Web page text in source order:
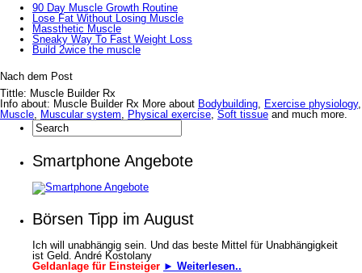
90 Day Muscle Growth Routine
Lose Fat Without Losing Muscle
Massthetic Muscle
Sneaky Way To Fast Weight Loss
Build 2wice the muscle
Nach dem Post
Tittle: Muscle Builder Rx
Info about: Muscle Builder Rx More about Bodybuilding Exercise physiology,
Muscle Muscular system Physical exercise ,Soft tissue and much more.
Smartphone Angebote
Börsen Tipp im August
Ich will unabhängig sein. Und das beste Mittel für Unabhängigkeit
ist Geld. André Kostolany
Geldanlage für Einsteiger ► Weiterlesen..